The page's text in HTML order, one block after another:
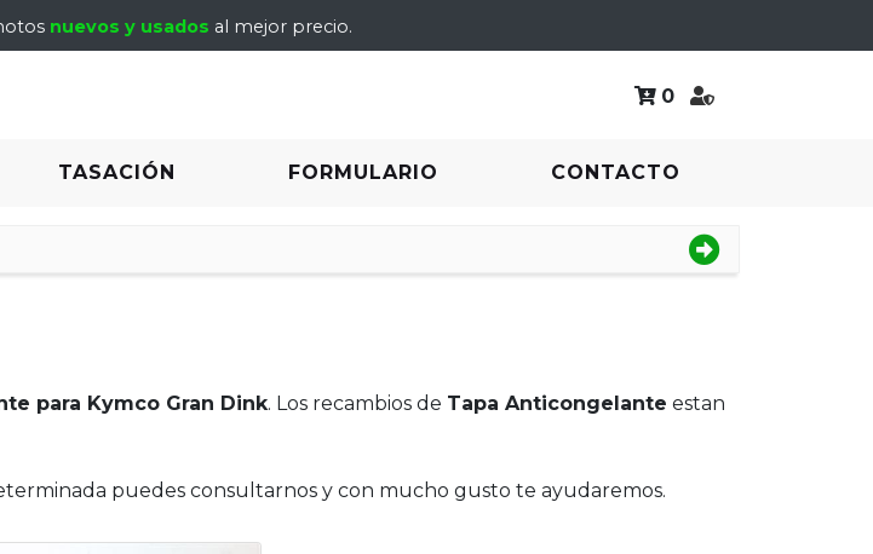
nuevos y usados al mejor precio.
0
TASACIÓN FORMULARIO CONTACTO
para Kymco Gran Dink. Los recambios de Tapa Anticongelante estan
puedes consultarnos y con mucho gusto te ayudaremos.